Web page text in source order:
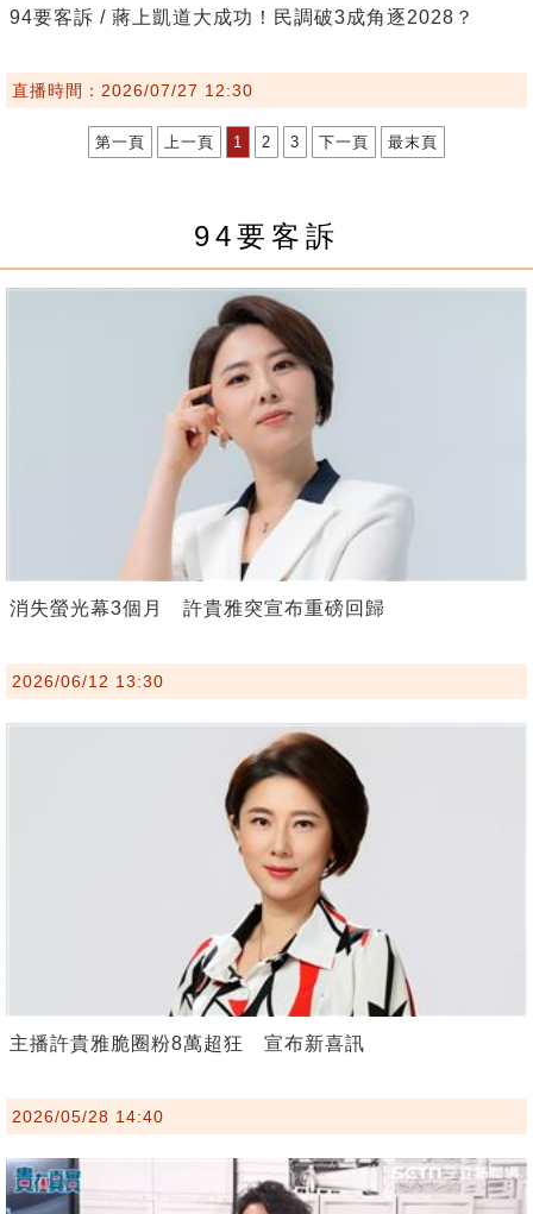
94要客訴 / 蔣上凱道大成功！民調破3成角逐2028？
直播時間：2026/07/27 12:30
第一頁 上一頁 1 2 3 下一頁 最末頁
94要客訴
消失螢光幕3個月 許貴雅突宣布重磅回歸
2026/06/12 13:30
主播許貴雅脆圈粉8萬超狂 宣布新喜訊
2026/05/28 14:40